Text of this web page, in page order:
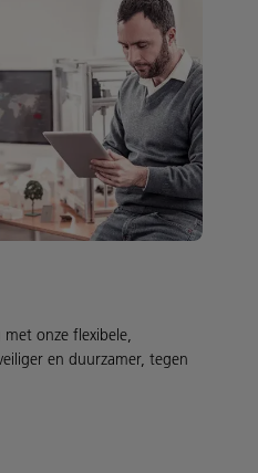
onze flexibele,
en duurzamer, tegen